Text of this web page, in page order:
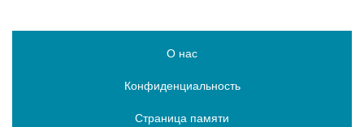
О нас
Конфиденциальность
Страница памяти